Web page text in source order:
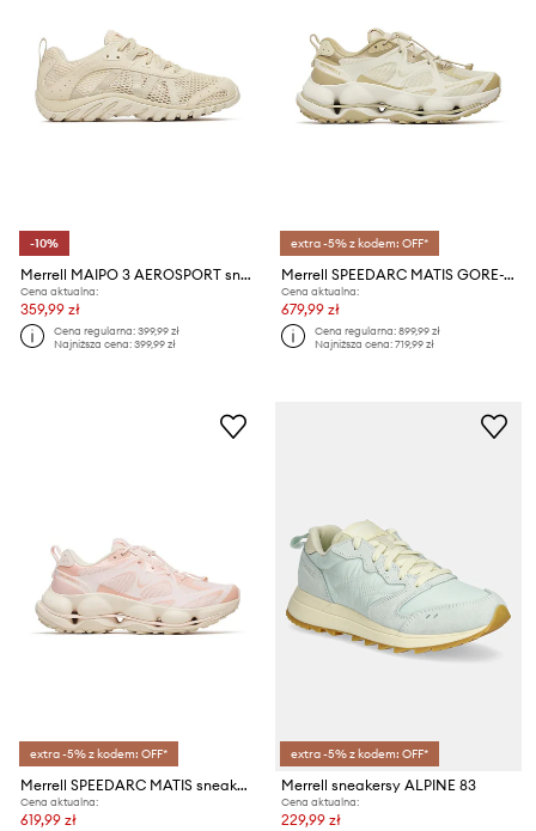
-10%
Merrell MAIPO 3 AEROSPORT sneakersy damskie
Cena aktualna:
359,99 zł
Cena regularna:399,99 zł
Najniższa cena:399,99 zł
extra -5% z kodem: OFF*
Merrell SPEEDARC MATIS GORE-TEX sneakersy damskie
Cena aktualna:
679,99 zł
Cena regularna:899,99 zł
Najniższa cena:719,99 zł
extra -5% z kodem: OFF*
Merrell SPEEDARC MATIS sneakersy damskie
Cena aktualna:
619,99 zł
extra -5% z kodem: OFF*
Merrell sneakersy ALPINE 83
Cena aktualna:
229,99 zł